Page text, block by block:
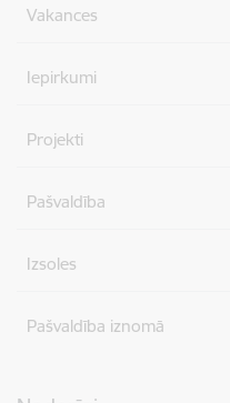
Vakances
Iepirkumi
Projekti
Pašvaldība
Izsoles
Pašvaldība iznomā